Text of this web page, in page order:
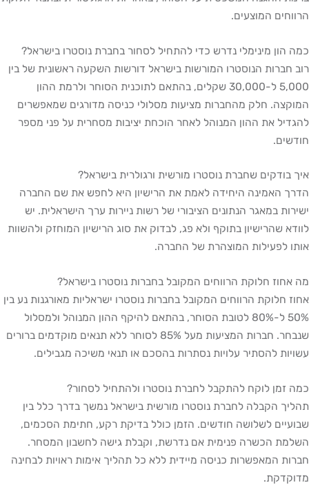
הרווחים המוצעים.
כמה הון מינימלי נדרש כדי להתחיל לסחור בחברת נוסטרו בישראל?
רוב חברות הנוסטרו המורשות בישראל דורשות השקעה ראשונית של בין
5,000 ל-30,000 שקלים, בהתאם לתוכנית הסוחר ולרמת ההון
המוקצה. חלק מהחברות מציעות מסלולי כניסה מדורגים שמאפשרים
להגדיל את ההון המנוהל לאחר הוכחת יציבות מסחרית על פני מספר
חודשים.
איך בודקים שחברת נוסטרו מורשית ורגולרית בישראל?
הדרך האמינה היחידה לאמת את הרישיון היא לחפש את שם החברה
ישירות במאגר הנתונים הציבורי של רשות ניירות ערך הישראלית. יש
לוודא שהרישיון בתוקף ולא פג, לבדוק את סוג הרישיון המוחזק ולהשוות
אותו לפעילות המוצהרת של החברה.
מה אחוז חלוקת הרווחים המקובל בחברות נוסטרו בישראל?
אחוז חלוקת הרווחים המקובל בחברות נוסטרו ישראליות מאורגנות נע בין
50% ל-80% לטובת הסוחר, בהתאם להיקף ההון המנוהל ולמסלול
שנבחר. חברות המציעות מעל 85% לסוחר ללא תנאים מוקדמים ברורים
עשויות להסתיר עלויות נסתרות בהסכם או תנאי משיכה מגבילים.
כמה זמן לוקח להתקבל לחברת נוסטרו ולהתחיל לסחור?
תהליך הקבלה לחברת נוסטרו מורשית בישראל נמשך בדרך כלל בין
שבועיים לשלושה חודשים. הזמן כולל בדיקת רקע, חתימת הסכמים,
השלמת הכשרה פנימית אם נדרשת, וקבלת גישה לחשבון המסחר.
חברות המאפשרות כניסה מיידית ללא כל תהליך אימות ראויות לבחינה
מדוקדקת.